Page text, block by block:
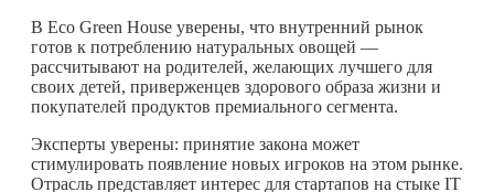
В Eco Green House уверены, что внутренний рынок
готов к потреблению натуральных овощей —
рассчитывают на родителей, желающих лучшего для
своих детей, приверженцев здорового образа жизни и
покупателей продуктов премиального сегмента.
Эксперты уверены: принятие закона может
стимулировать появление новых игроков на этом рынке.
Отрасль представляет интерес для стартапов на стыке IT